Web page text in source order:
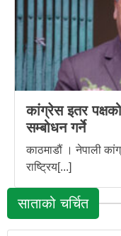
कांग्रेस इतर
सम्बोधन गर्ने
काठमाडौं । नेपाली
राष्ट्रिय[...]
साताको चर्चित